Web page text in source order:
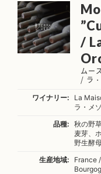
/
ムー
/ ラ
ワイナリー:
La
ラ・メ
品種:
秋の野
麦芽、
野生酵
生産地域:
France /